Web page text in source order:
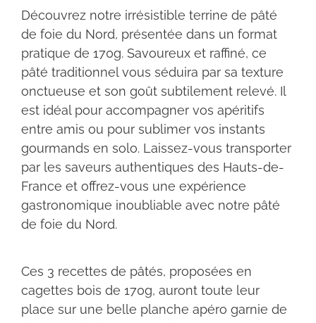
Découvrez notre irrésistible terrine de pâté
de foie du Nord, présentée dans un format
pratique de 170g. Savoureux et raffiné, ce
pâté traditionnel vous séduira par sa texture
onctueuse et son goût subtilement relevé. Il
est idéal pour accompagner vos apéritifs
entre amis ou pour sublimer vos instants
gourmands en solo. Laissez-vous transporter
par les saveurs authentiques des Hauts-de-
France et offrez-vous une expérience
gastronomique inoubliable avec notre pâté
de foie du Nord.
Ces 3 recettes de pâtés, proposées en
cagettes bois de 170g, auront toute leur
place sur une belle planche apéro garnie de